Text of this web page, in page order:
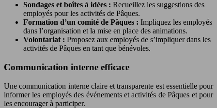
Sondages et boîtes à idées : Recueillez les suggestions des
employés pour les activités de Pâques.
Formation d’un comité de Pâques : Impliquez les employés
dans l’organisation et la mise en place des animations.
Volontariat : Proposez aux employés de s’impliquer dans les
activités de Pâques en tant que bénévoles.
Communication interne efficace
Une communication interne claire et transparente est essentielle pour
informer les employés des événements et activités de Pâques et pour
les encourager à participer.